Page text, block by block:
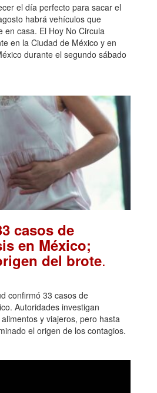
el día perfecto para sacar el
habrá vehículos que
en casa. El Hoy No Circula
en la Ciudad de México y en
durante el segundo sábado
casos de
en México;
del brote.
confirmó 33 casos de
Autoridades investigan
y viajeros, pero hasta
el origen de los contagios.